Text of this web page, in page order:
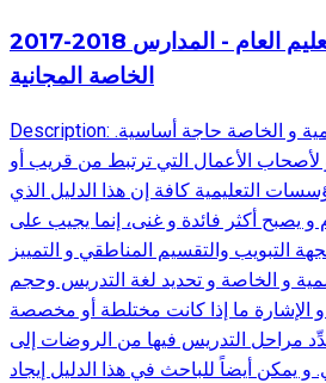
2017-2018 دليل المدارس للتّعليم العام - المدارس
الخاصة المجانية
Description: .يلبي دليل المدارس الرسمية و الخاصة حاجة أساسية
لأصحاب الأعمال التي ترتبط من قريب أو
التعليمية كافة إن هذا الدليل الذي
و يصبح أكثر فائدة و غنى، إنما يجيب على
التبويب والتقسيم المناطقي و التمييز
و الخاصة و تحديد لغة التدريس وحجم
الإشارة ما إذا كانت مختلطة أو مخصصة
مراحل التدريس فيها من الروضات إلى
و يمكن أيضاً للباحث في هذا الدليل إيجاد